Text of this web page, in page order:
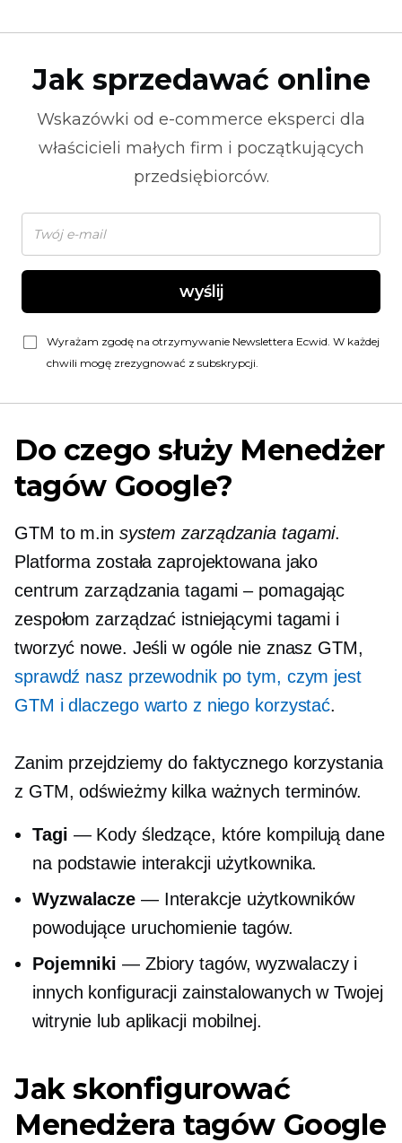
Jak sprzedawać online
Wskazówki od e-commerce eksperci dla
właścicieli małych firm i początkujących
przedsiębiorców.
wyślij
Wyrażam zgodę na otrzymywanie Newslettera Ecwid. W każdej
chwili mogę zrezygnować z subskrypcji.
Do czego służy Menedżer
tagów Google?
GTM to m.in system zarządzania tagami.
Platforma została zaprojektowana jako
centrum zarządzania tagami – pomagając
zespołom zarządzać istniejącymi tagami i
tworzyć nowe. Jeśli w ogóle nie znasz GTM,
sprawdź nasz przewodnik po tym, czym jest
GTM i dlaczego warto z niego korzystać.
Zanim przejdziemy do faktycznego korzystania
z GTM, odświeżmy kilka ważnych terminów.
Tagi — Kody śledzące, które kompilują dane
na podstawie interakcji użytkownika.
Wyzwalacze — Interakcje użytkowników
powodujące uruchomienie tagów.
Pojemniki — Zbiory tagów, wyzwalaczy i
innych konfiguracji zainstalowanych w Twojej
witrynie lub aplikacji mobilnej.
Jak skonfigurować
Menedżera tagów Google